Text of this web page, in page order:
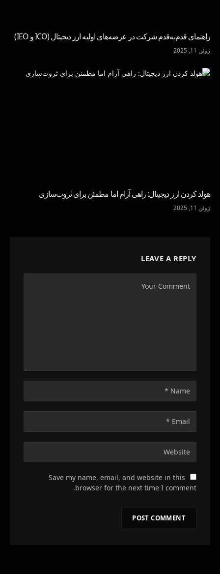
راهنمای قدم‌به‌قدم شرکت در عرضه‌های اولیه ارز دیجیتال (ICO و IEO)
ژوئن 11, 2025
هولد کردن ارز دیجیتال: راهی آرام اما مطمئن برای ثروت‌سازی
ژوئن 11, 2025
LEAVE A REPLY
Save my name, email, and website in this
browser for the next time I comment.